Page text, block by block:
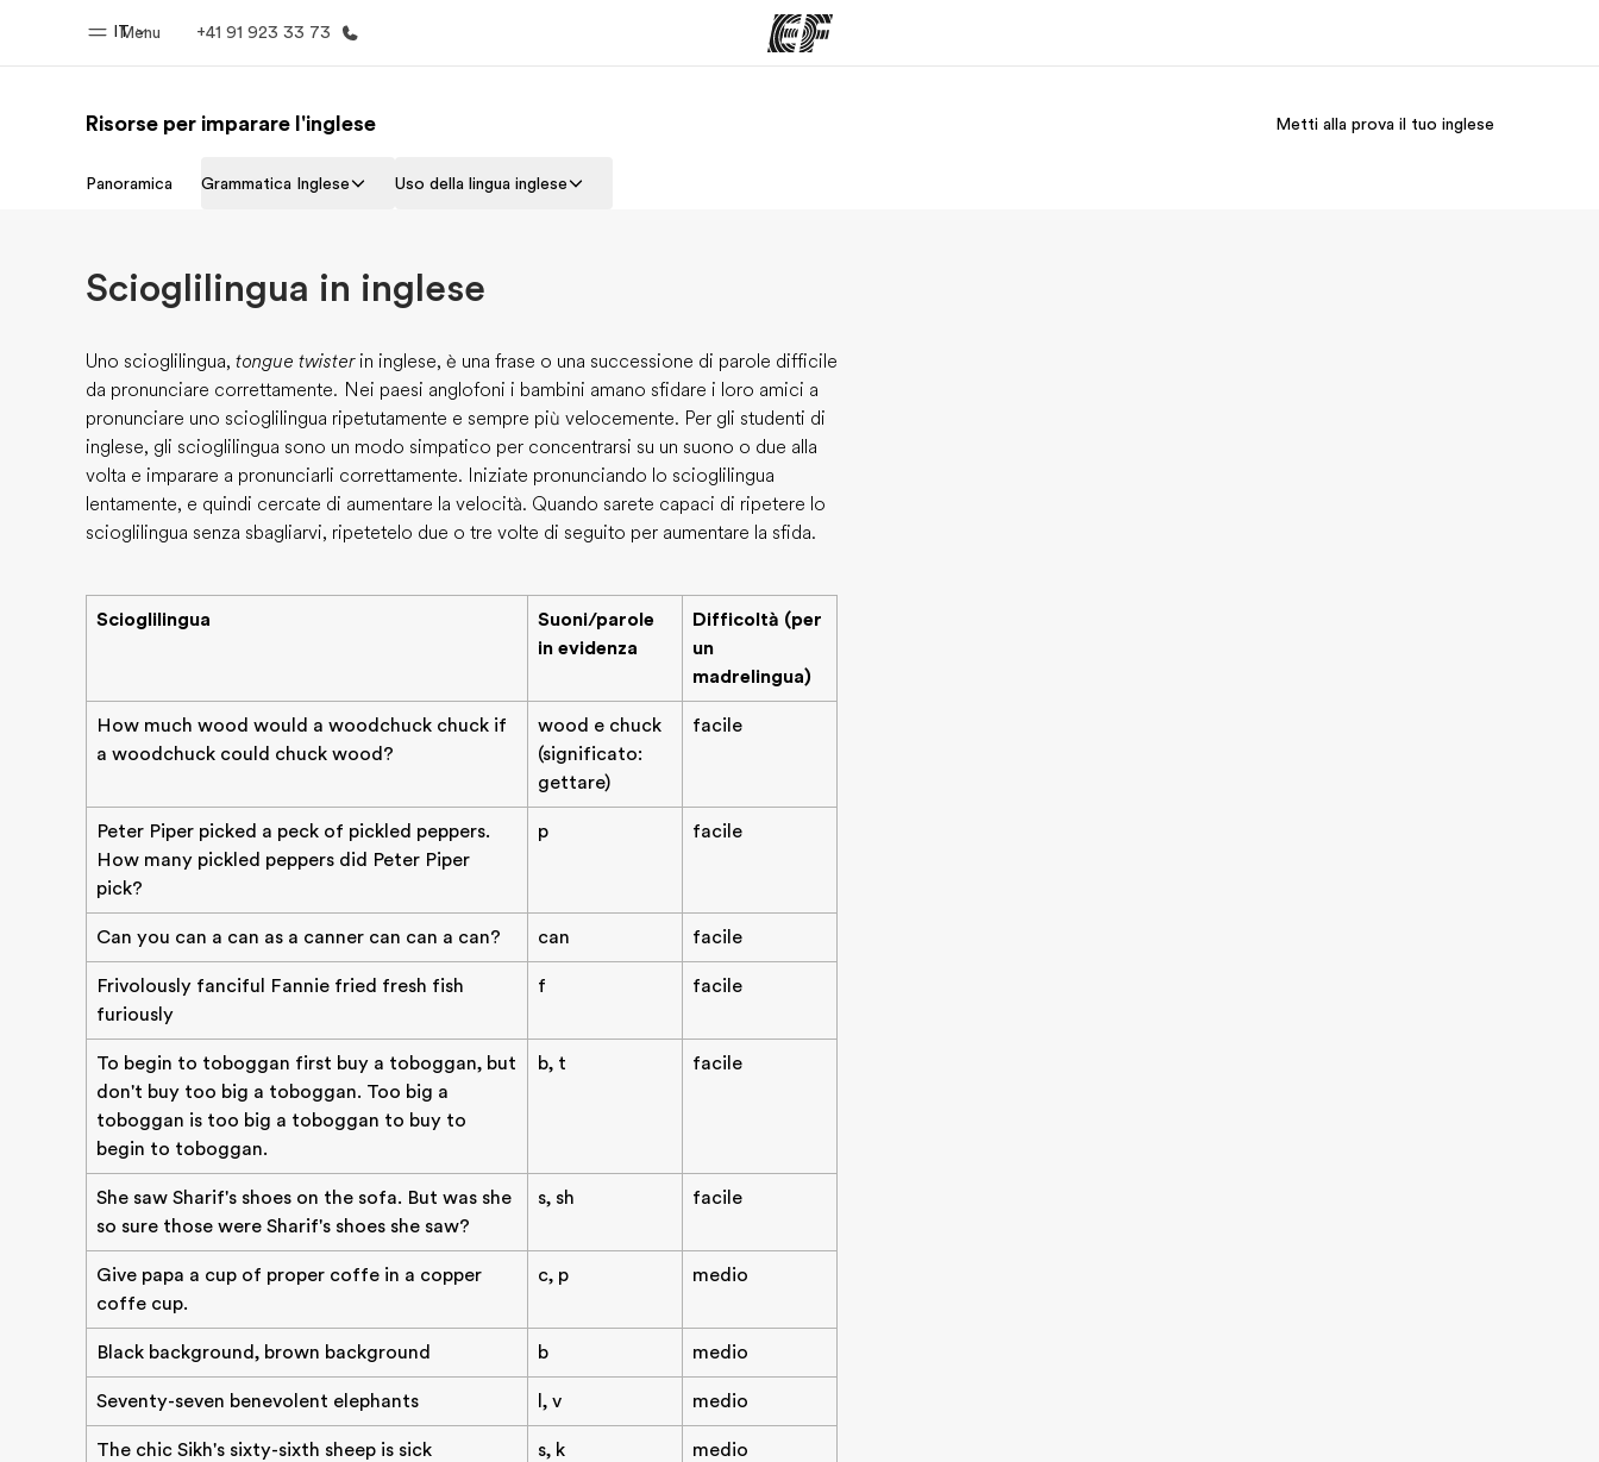
Menu
IT +41 91 923 33 73
Homepage Programmi
Risorse per imparare l'inglese Metti alla prova il tuo inglese
Panoramica Grammatica Inglese Uso della lingua inglese
Scioglilingua in inglese
Uno scioglilingua, tongue twister in inglese, è una frase o una successione di parole difficile
da pronunciare correttamente. Nei paesi anglofoni i bambini amano sfidare i loro amici a
pronunciare uno scioglilingua ripetutamente e sempre più velocemente. Per gli studenti di
inglese, gli scioglilingua sono un modo simpatico per concentrarsi su un suono o due alla
volta e imparare a pronunciarli correttamente. Iniziate pronunciando lo scioglilingua
lentamente, e quindi cercate di aumentare la velocità. Quando sarete capaci di ripetere lo
scioglilingua senza sbagliarvi, ripetetelo due o tre volte di seguito per aumentare la sfida.
Scioglilingua
Suoni/parole
in evidenza
Difficoltà (per
un
madrelingua)
How much wood would a woodchuck chuck if
a woodchuck could chuck wood?
wood e chuck
(significato:
gettare)
facile
Peter Piper picked a peck of pickled peppers.
How many pickled peppers did Peter Piper
pick?
p facile
Can you can a can as a canner can can a can? can facile
Frivolously fanciful Fannie fried fresh fish
furiously
f facile
To begin to toboggan first buy a toboggan, but
don't buy too big a toboggan. Too big a
toboggan is too big a toboggan to buy to
begin to toboggan.
b, t facile
She saw Sharif's shoes on the sofa. But was she
so sure those were Sharif's shoes she saw?
s, sh facile
Give papa a cup of proper coffe in a copper
coffe cup.
c, p medio
Black background, brown background b medio
Seventy-seven benevolent elephants l, v medio
The chic Sikh's sixty-sixth sheep is sick s, k medio